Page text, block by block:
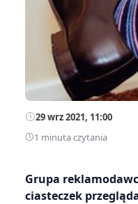
29 wrz 2021, 11:00
1 minuta czytania
Grupa
ciasteczek